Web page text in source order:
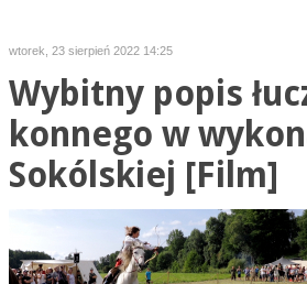
wtorek, 23 sierpień 2022 14:25
Wybitny popis
konnego w
Sokólskiej [Film]